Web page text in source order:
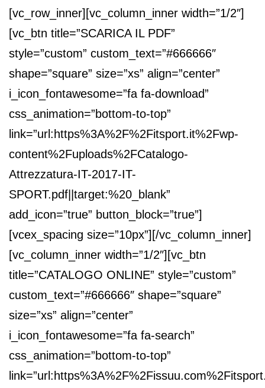
[vc_row_inner][vc_column_inner width=”1/2″]
[vc_btn title=”SCARICA IL PDF”
style=”custom” custom_text=”#666666″
shape=”square” size=”xs” align=”center”
i_icon_fontawesome=”fa fa-download”
css_animation=”bottom-to-top”
link=”url:https%3A%2F%2Fitsport.it%2Fwp-
content%2Fuploads%2FCatalogo-
Attrezzatura-IT-2017-IT-
SPORT.pdf||target:%20_blank”
add_icon=”true” button_block=”true”]
[vcex_spacing size=”10px”][/vc_column_inner]
[vc_column_inner width=”1/2″][vc_btn
title=”CATALOGO ONLINE” style=”custom”
custom_text=”#666666″ shape=”square”
size=”xs” align=”center”
i_icon_fontawesome=”fa fa-search”
css_animation=”bottom-to-top”